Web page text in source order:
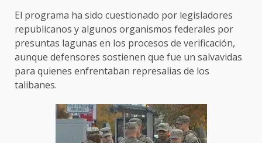
El programa ha sido cuestionado por legisladores
republicanos y algunos organismos federales por
presuntas lagunas en los procesos de verificación,
aunque defensores sostienen que fue un salvavidas
para quienes enfrentaban represalias de los
talibanes.